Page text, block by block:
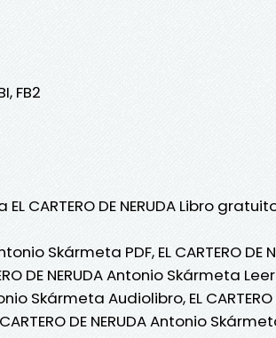
FB2
CARTERO DE NERUDA Libro
Skármeta PDF, EL CARTERO DE
DE NERUDA Antonio Skármeta
Skármeta Audiolibro, EL CARTERO
DE NERUDA Antonio